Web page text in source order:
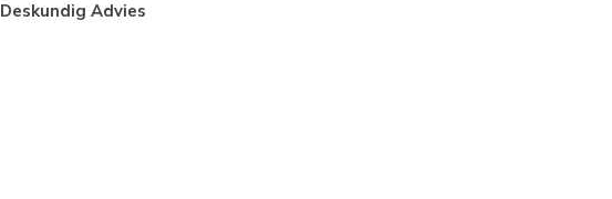
Deskundig Advies